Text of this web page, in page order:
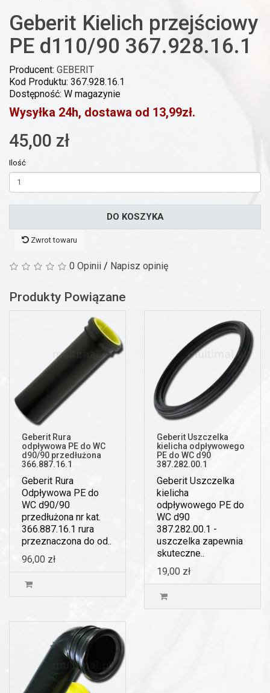
Geberit Kielich przejściowy
PE d110/90 367.928.16.1
Producent: GEBERIT
Kod Produktu: 367.928.16.1
Dostępność: W magazynie
Wysyłka 24h, dostawa od 13,99zł.
45,00 zł
Ilość
DO KOSZYKA
Zwrot towaru
0 Opinii / Napisz opinię
Produkty Powiązane
Geberit Rura
odpływowa PE do WC
d90/90 przedłużona
366.887.16.1
Geberit Rura
Odpływowa PE do
WC d90/90
przedłużona nr kat.
366.887.16.1 rura
przeznaczona do od..
96,00 zł
Geberit Uszczelka
kielicha odpływowego
PE do WC d90
387.282.00.1
Geberit Uszczelka
kielicha
odpływowego PE do
WC d90
387.282.00.1 -
uszczelka zapewnia
skuteczne..
19,00 zł